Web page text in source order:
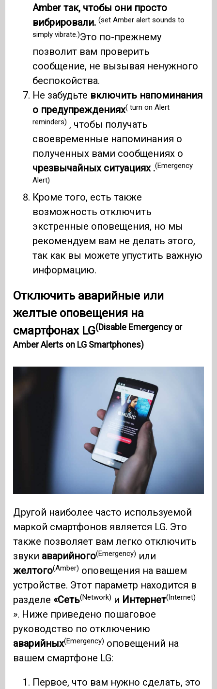
Amber так, чтобы они просто
вибрировали.(set Amber alert sounds to
simply vibrate.)Это по-прежнему
позволит вам проверить
сообщение, не вызывая ненужного
беспокойства.
Не забудьте включить напоминания
о предупреждениях( turn on Alert
reminders) , чтобы получать
своевременные напоминания о
полученных вами сообщениях о
чрезвычайных ситуациях .(Emergency
Alert)
Кроме того, есть также
возможность отключить
экстренные оповещения, но мы
рекомендуем вам не делать этого,
так как вы можете упустить важную
информацию.
Отключить аварийные или
желтые оповещения на
смартфонах LG(Disable Emergency or
Amber Alerts on LG Smartphones)
Другой наиболее часто используемой
маркой смартфонов является LG. Это
также позволяет вам легко отключить
звуки аварийного(Emergency) или
желтого(Amber) оповещения на вашем
устройстве. Этот параметр находится в
разделе «Сеть(Network) и Интернет(Internet)
». Ниже приведено пошаговое
руководство по отключению
аварийных(Emergency) оповещений на
вашем смартфоне LG:
Первое, что вам нужно сделать, это